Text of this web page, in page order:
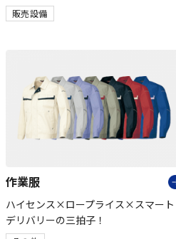
販売設備
作業服
ハイセンス×ロープライス×スマート
デリバリーの三拍子！